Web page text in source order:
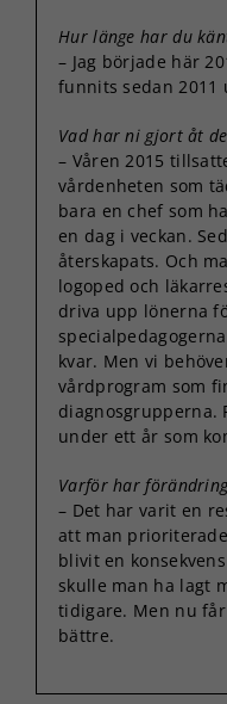
Hur länge har du
– Jag började här
funnits sedan 2011
Vad har ni gjort åt
– Våren 2015
vårdenheten som
bara en chef som
en dag i veckan.
återskapats. Och
logoped och
driva upp lönerna
kvar. Men vi
vårdprogram som
diagnosgrupperna.
under ett år som
Varför har
– Det har varit en
att man
blivit en
skulle man ha lagt
tidigare. Men nu
bättre.